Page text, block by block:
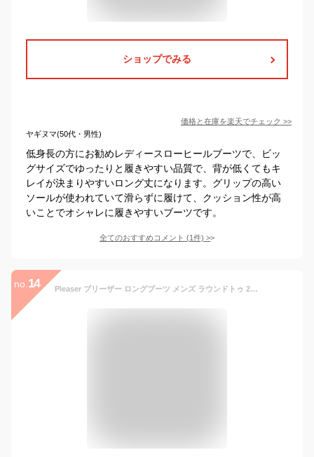
ショップでみる
価格と在庫を楽天でチェック >>
ヤギヌマ(50代・男性)
低身長の方にお勧めレディースローヒールブーツで、ビッ
グサイズでゆったりと履きやすい品質で、背が低くてもキ
レイが決まりやすいロング丈になります。グリップの高い
ソールが使われていて滑らずに履けて、クッション性が高
いことでオシャレに履きやすいブーツです。
全てのおすすめコメント (1件) >
no. 14 Pleaser プリーザー ロングブーツ メンズ ラウンドトゥ 2.5cm ブロックヒール 黒 ブラック つや消し ワイドな筒周り プラスサイズ ローヒール サイドジッパー キャラクター 衣装 大きいサイズ イベント 女装 春 夏 秋 冬 コスプレ GOTHAM-100 GOTH100/B/PU 即納